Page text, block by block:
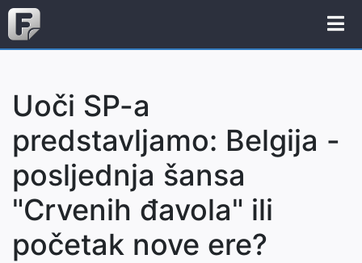
Uoči SP-a
predstavljamo: Belgija -
posljednja šansa
"Crvenih đavola" ili
početak nove ere?